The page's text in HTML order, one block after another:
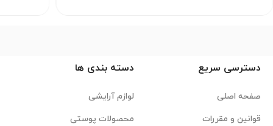
دسترسی سریع
صفحه اصلی
قوانین و مقررات
دسته بندی ها
لوازم آرایشی
محصولات پوستی